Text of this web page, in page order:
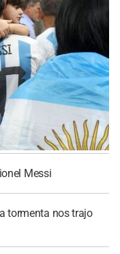
Messi
tormenta nos trajo